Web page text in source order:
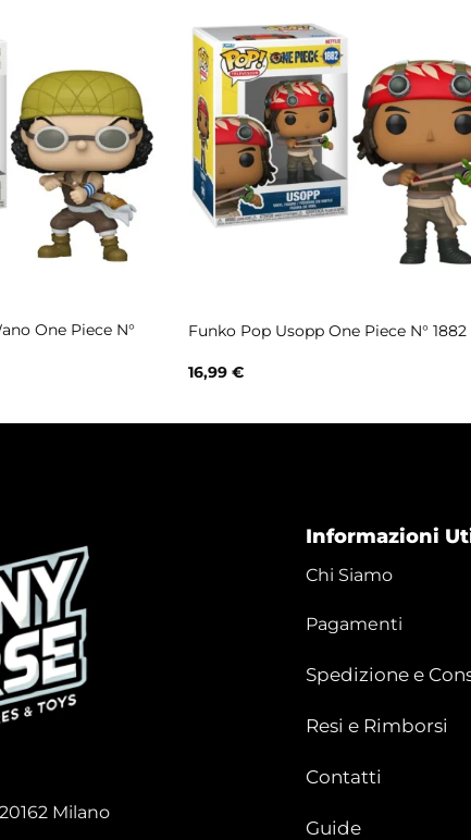
One Piece N°
Funko Pop Usopp One Piece N° 1882
16,99 €
Milano
Informazioni
Chi Siamo
Pagamenti
Spedizione e
Resi e Rimborsi
Contatti
Guide